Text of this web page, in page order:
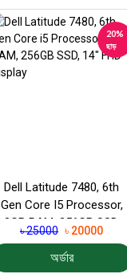
20%
ছাড়
Dell Latitude 7480, 6th
Gen Core I5 Processor,
8GB RAM, 256GB SSD,
14″ FHD Displ...
৳ 25000 ৳ 20000
অর্ডার